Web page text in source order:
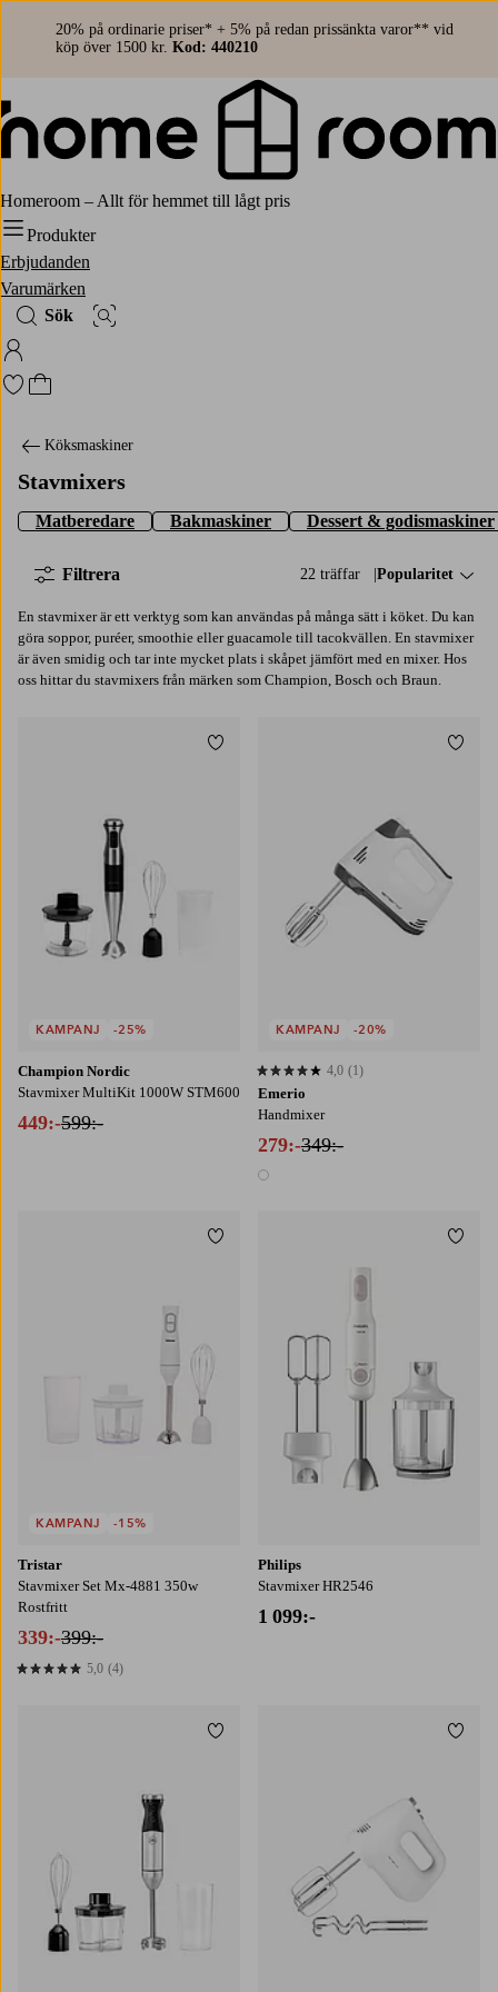
20% på ordinarie priser* + 5% på redan prissänkta varor** vid
köp över 1500 kr. Kod: 440210
Homeroom – Allt för hemmet till lågt pris
Produkter
Erbjudanden
Varumärken
Sök
Bildsök
Logga in på Homeroom
Gå till favoritmarkerade produkter
Gå till kundvagnen
Köksmaskiner
Stavmixers
Matberedare Bakmaskiner Dessert & godismaskiner
22 träffar Sortera på:
Popularitet
Filtrera
En stavmixer är ett verktyg som kan användas på många sätt i köket. Du kan
göra soppor, puréer, smoothie eller guacamole till tacokvällen. En stavmixer
är även smidig och tar inte mycket plats i skåpet jämfört med en mixer. Hos
oss hittar du stavmixers från märken som Champion, Bosch och Braun.
Champion Nordic
Stavmixer MultiKit 1000W STM600
449:-599:-
KAMPANJ -25%
Lägg till i favoriter
Emerio
Handmixer
279:-349:-
1 färg
4,0 baserat på 1 st betyg
4,0 (1)
KAMPANJ -20%
Tristar
Stavmixer Set Mx-4881 350w
Rostfritt
339:-399:-
5,0 baserat på 4 st betyg
5,0 (4)
KAMPANJ -15%
Lägg till i favoriter
Philips
Stavmixer HR2546
1 099:-
Lägg till i favoriter